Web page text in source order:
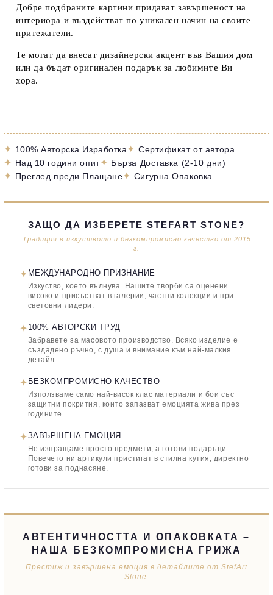
Добре подбраните картини придават завършеност на
интериора и въздействат по уникален начин на своите
притежатели.
Те могат да внесат дизайнерски акцент във Вашия дом
или да бъдат оригинален подарък за любимите Ви
хора.
✦ 100% Авторска Изработка✦ Сертификат от автора
✦ Над 10 години опит✦ Бърза Доставка (2-10 дни)
✦ Преглед преди Плащане✦ Сигурна Опаковка
ЗАЩО ДА ИЗБЕРЕТЕ STEFART STONE?
Традиция в изкуството и безкомпромисно качество от 2015
г.
✦ МЕЖДУНАРОДНО ПРИЗНАНИЕ
Изкуство, което вълнува. Нашите творби са оценени
високо и присъстват в галерии, частни колекции и при
световни лидери.
✦ 100% АВТОРСКИ ТРУД
Забравете за масовото производство. Всяко изделие е
създадено ръчно, с душа и внимание към най-малкия
детайл.
✦ БЕЗКОМПРОМИСНО КАЧЕСТВО
Използваме само най-висок клас материали и бои със
защитни покрития, които запазват емоцията жива през
годините.
✦ЗАВЪРШЕНА ЕМОЦИЯ
Не изпращаме просто предмети, а готови подаръци.
Повечето ни артикули пристигат в стилна кутия, директно
готови за поднасяне.
АВТЕНТИЧНОСТТА И ОПАКОВКАТА –
НАША БЕЗКОМПРОМИСНА ГРИЖА
Престиж и завършена емоция в детайлите от StefArt
Stone.